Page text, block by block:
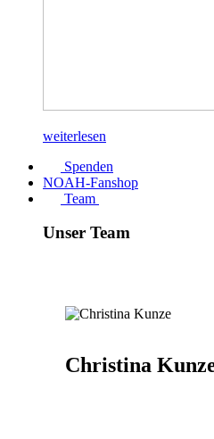
weiterlesen
Spenden
NOAH-Fanshop
Team
Unser Team
Christina